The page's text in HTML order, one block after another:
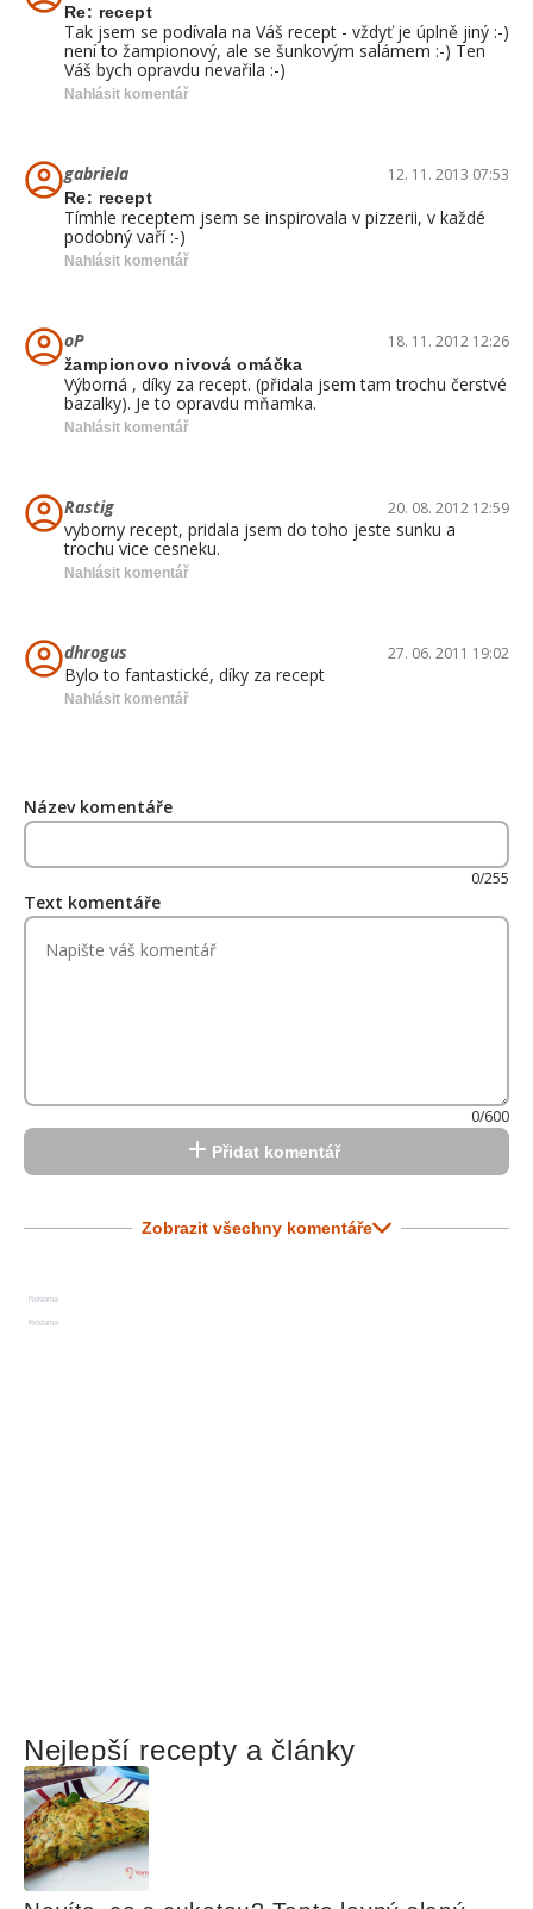
Re: recept
Tak jsem se podívala na Váš recept - vždyť je úplně jiný :-)
není to žampionový, ale se šunkovým salámem :-) Ten
Váš bych opravdu nevařila :-)
Nahlásit komentář
gabriela 12. 11. 2013 07:53
Re: recept
Tímhle receptem jsem se inspirovala v pizzerii, v každé
podobný vaří :-)
Nahlásit komentář
oP 18. 11. 2012 12:26
žampionovo nivová omáčka
Výborná , díky za recept. (přidala jsem tam trochu čerstvé
bazalky). Je to opravdu mňamka.
Nahlásit komentář
Rastig 20. 08. 2012 12:59
vyborny recept, pridala jsem do toho jeste sunku a
trochu vice cesneku.
Nahlásit komentář
dhrogus 27. 06. 2011 19:02
Bylo to fantastické, díky za recept
Nahlásit komentář
Název komentáře
0/255
Text komentáře
0/600
Přidat komentář
Zobrazit všechny komentáře
Reklama
Reklama
Nejlepší recepty a články